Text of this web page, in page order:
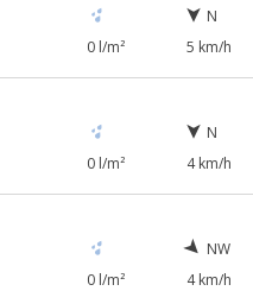
0 l/m²
N
5 km/h
0 l/m²
N
4 km/h
0 l/m²
NW
4 km/h